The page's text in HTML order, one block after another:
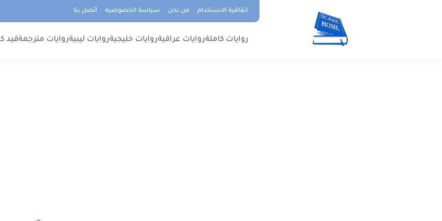
اتفاقية الاستخدام من نحن سياسة الخصوصيه أتصل بنا
روايات كاملةروايات عراقيةروايات خليجيةروايات ليبيةروايات مترجمةقيد